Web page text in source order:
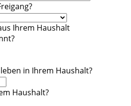
Ihrem Haushalt
in Ihrem Haushalt?
Haushalt?